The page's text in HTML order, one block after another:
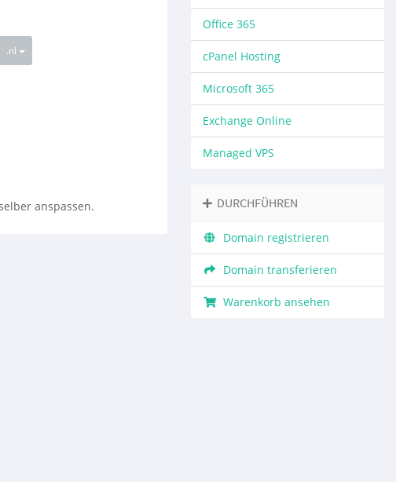
.nl
anspassen.
Office 365
cPanel Hosting
Microsoft 365
Exchange Online
Managed VPS
DURCHFÜHREN
Domain registrieren
Domain transferieren
Warenkorb ansehen